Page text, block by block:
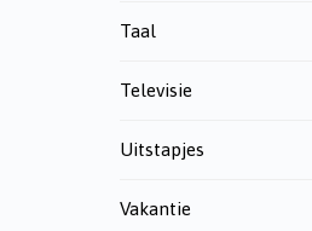
Taal
Televisie
Uitstapjes
Vakantie